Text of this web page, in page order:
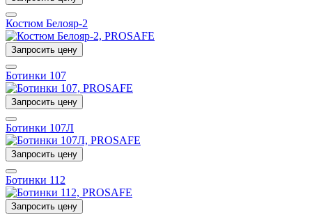
Костюм Белояр-2
Запросить цену
Ботинки 107
Запросить цену
Ботинки 107Л
Запросить цену
Ботинки 112
Запросить цену